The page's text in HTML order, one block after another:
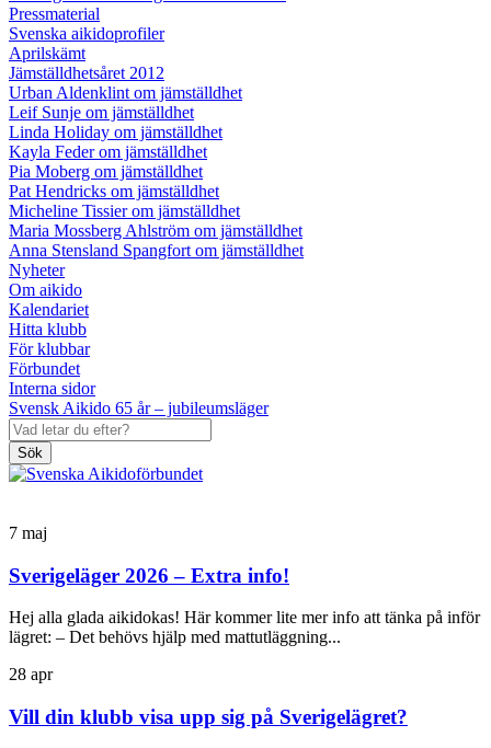
Pressmaterial
Svenska aikidoprofiler
Aprilskämt
Jämställdhetsåret 2012
Urban Aldenklint om jämställdhet
Leif Sunje om jämställdhet
Linda Holiday om jämställdhet
Kayla Feder om jämställdhet
Pia Moberg om jämställdhet
Pat Hendricks om jämställdhet
Micheline Tissier om jämställdhet
Maria Mossberg Ahlström om jämställdhet
Anna Stensland Spangfort om jämställdhet
Nyheter
Om aikido
Kalendariet
Hitta klubb
För klubbar
Förbundet
Interna sidor
Svensk Aikido 65 år – jubileumsläger
Sök
7 maj
Sverigeläger 2026 – Extra info!
Hej alla glada aikidokas! Här kommer lite mer info att tänka på inför
lägret: – Det behövs hjälp med mattutläggning...
28 apr
Vill din klubb visa upp sig på Sverigelägret?